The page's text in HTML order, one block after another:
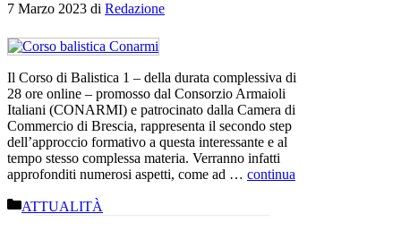
7 Marzo 2023 di Redazione
Il Corso di Balistica 1 – della durata complessiva di
28 ore online – promosso dal Consorzio Armaioli
Italiani (CONARMI) e patrocinato dalla Camera di
Commercio di Brescia, rappresenta il secondo step
dell’approccio formativo a questa interessante e al
tempo stesso complessa materia. Verranno infatti
approfonditi numerosi aspetti, come ad … continua
Categorie
ATTUALITÀ